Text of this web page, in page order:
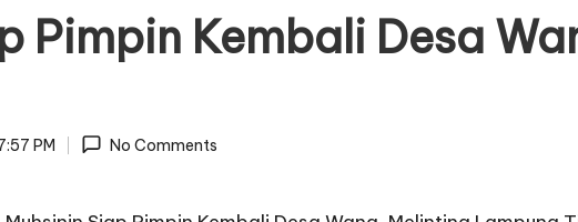
Pimpin Kembali Desa
PM No Comments